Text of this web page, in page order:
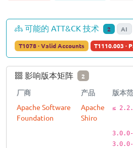
可能的 ATT&CK 技术 2 AI
T1078 · Valid Accounts T1110.003 ·
影响版本矩阵 2
厂商 产品 版本
Apache Software
Foundation
Apache
Shiro
≤